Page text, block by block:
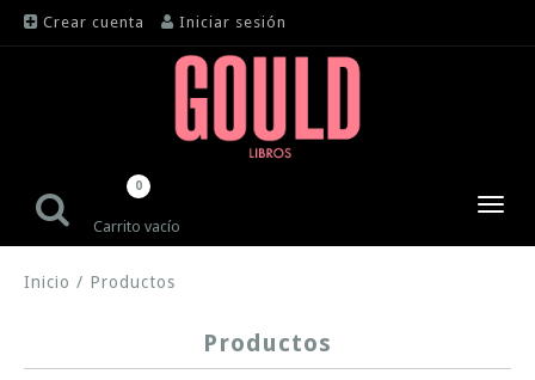
Crear cuenta Iniciar sesión
Carrito vacío
0
Inicio / Productos
Productos